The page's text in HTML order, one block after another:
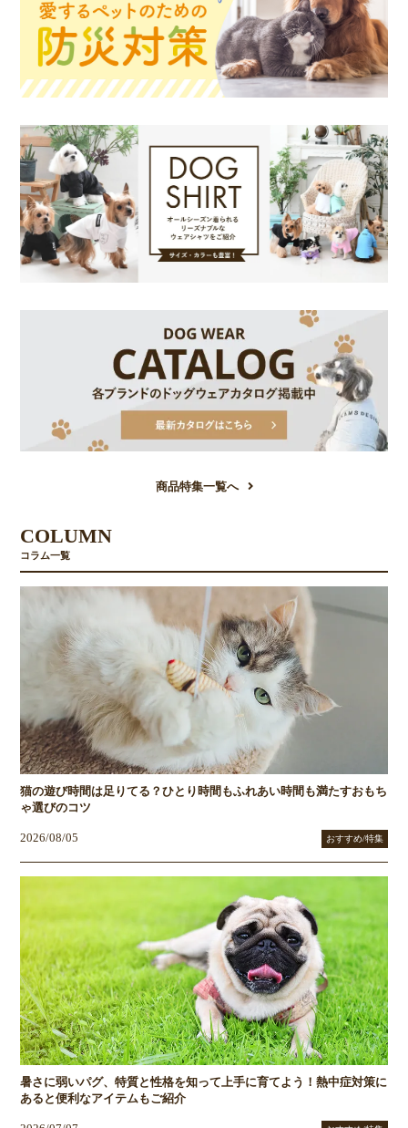
商品特集一覧へ
COLUMN
コラム一覧
猫の遊び時間は足りてる？ひとり時間もふれあい時間も満たすおもち
ゃ選びのコツ
2026/08/05 おすすめ/特集
暑さに弱いパグ、特質と性格を知って上手に育てよう！熱中症対策に
あると便利なアイテムもご紹介